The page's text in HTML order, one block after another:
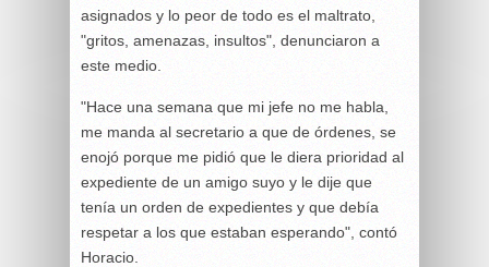
asignados y lo peor de todo es el maltrato,
"gritos, amenazas, insultos", denunciaron a
este medio.
"Hace una semana que mi jefe no me habla,
me manda al secretario a que de órdenes, se
enojó porque me pidió que le diera prioridad al
expediente de un amigo suyo y le dije que
tenía un orden de expedientes y que debía
respetar a los que estaban esperando", contó
Horacio.